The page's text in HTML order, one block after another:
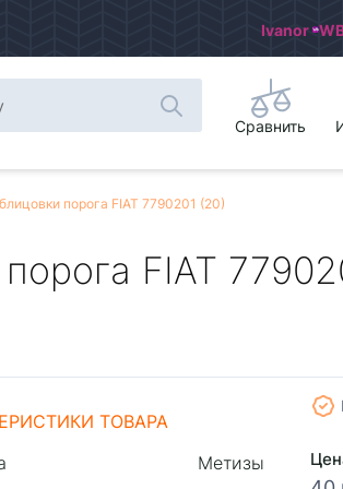
Ivanor
Сравнить
порога FIAT 7790201 (20)
FIAT
ТОВАРА
Метизы